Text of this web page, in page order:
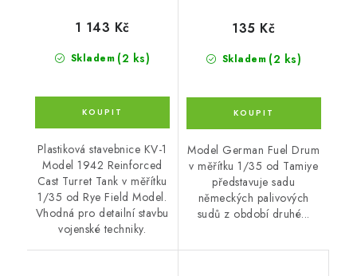
Skladem (2 ks)
1 143 Kč
Plastiková stavebnice KV-1
Model 1942 Reinforced
Cast Turret Tank v měřítku
1/35 od Rye Field Model.
Vhodná pro detailní stavbu
vojenské techniky.
Skladem (2 ks)
135 Kč
Model German Fuel Drum
v měřítku 1/35 od Tamiye
představuje sadu
německých palivových
sudů z období druhé...